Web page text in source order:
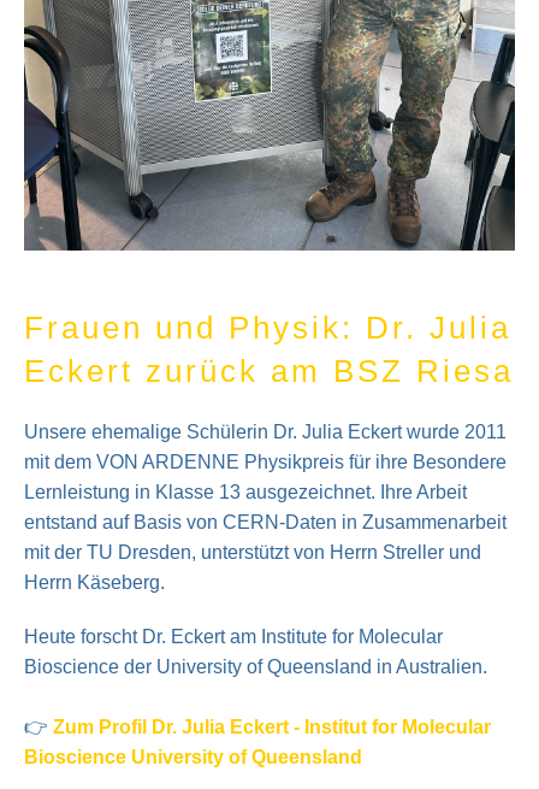
Frauen und Physik: Dr. Julia
Eckert zurück am BSZ Riesa
Unsere ehemalige Schülerin Dr. Julia Eckert wurde 2011
mit dem VON ARDENNE Physikpreis für ihre Besondere
Lernleistung in Klasse 13 ausgezeichnet. Ihre Arbeit
entstand auf Basis von CERN-Daten in Zusammenarbeit
mit der TU Dresden, unterstützt von Herrn Streller und
Herrn Käseberg.
Heute forscht Dr. Eckert am Institute for Molecular
Bioscience der University of Queensland in Australien.
👉 Zum Profil Dr. Julia Eckert - Institut for Molecular
Bioscience University of Queensland